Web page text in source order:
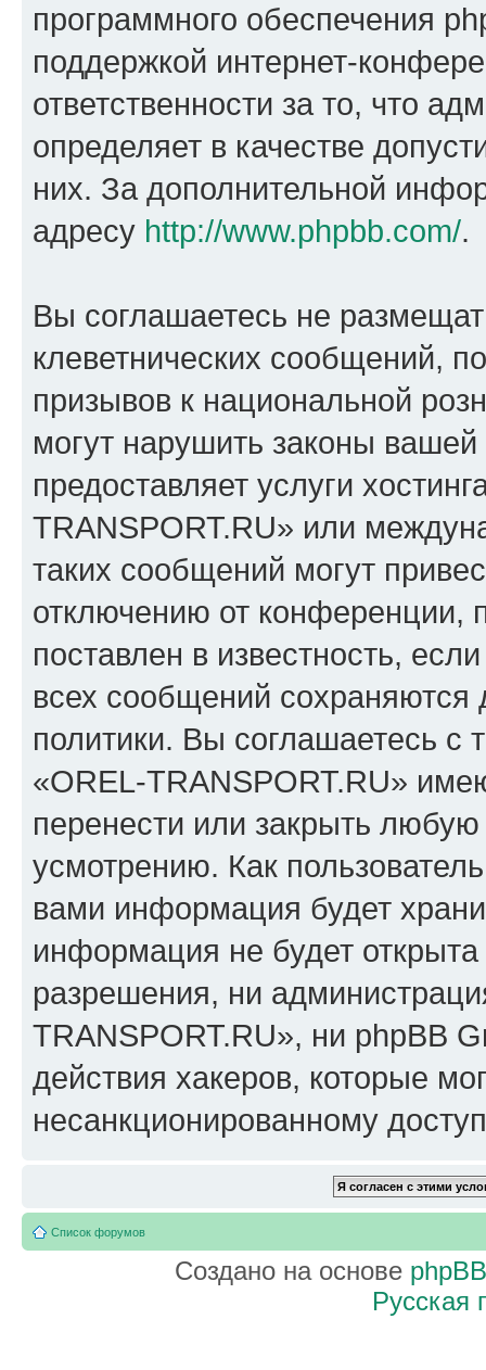
программного обеспечения
поддержкой интернет-
ответственности за то, что
определяет в качестве
них. За дополнительной
адресу http://www.phpbb.com/.
Вы соглашаетесь не
клеветнических сообщений,
призывов к национальной
могут нарушить законы
предоставляет услуги
TRANSPORT.RU» или
таких сообщений могут
отключению от конференции,
поставлен в известность,
всех сообщений сохраняются
политики. Вы соглашаетесь
«OREL-TRANSPORT.RU»
перенести или закрыть
усмотрению. Как
вами информация будет
информация не будет
разрешения, ни
TRANSPORT.RU», ни phpBB
действия хакеров, которые
несанкционированному
Список форумов
Создано на основе phpBB
Русская